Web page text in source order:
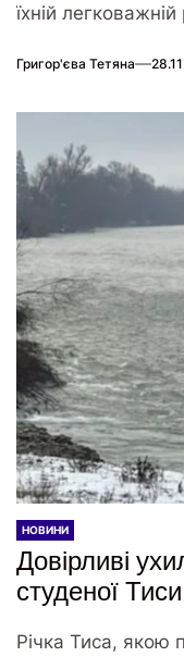
їхній
Григор'єва Тетяна
НОВИНИ
Довірливі
студеної Тиси
Річка Тиса, якою